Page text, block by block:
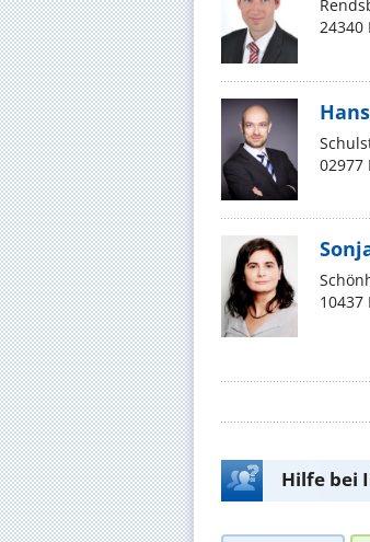
24340
02977
10437
Hilfe bei